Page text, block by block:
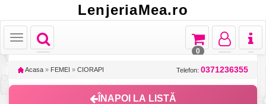
LenjeriaMea.ro
Toggle
navigation
Toggle
Toggle
navigation
Toggle
navigation
Toggle
navigation
0
Acasa » FEMEI » CIORAPI Telefon: 0371236355
ÎNAPOI LA LISTĂ